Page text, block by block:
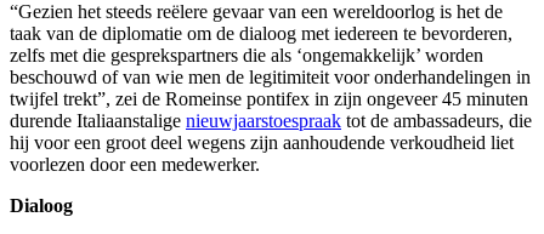
“Gezien het steeds reëlere gevaar van een wereldoorlog is het de
taak van de diplomatie om de dialoog met iedereen te bevorderen,
zelfs met die gesprekspartners die als ‘ongemakkelijk’ worden
beschouwd of van wie men de legitimiteit voor onderhandelingen in
twijfel trekt”, zei de Romeinse pontifex in zijn ongeveer 45 minuten
durende Italiaanstalige nieuwjaarstoespraak tot de ambassadeurs, die
hij voor een groot deel wegens zijn aanhoudende verkoudheid liet
voorlezen door een medewerker.
Dialoog